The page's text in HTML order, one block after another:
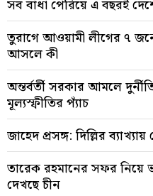
সব বাধা পেরিয়ে এ বছরই
তুরাগে আওয়ামী লীগের ৭
আসলে কী
অন্তর্বর্তী সরকার আমলে
মূল্যস্ফীতির প্যাঁচ
জাহেদ প্রসঙ্গ: দিল্লির
তারেক রহমানের সফর নিয়ে
দেখছে চীন